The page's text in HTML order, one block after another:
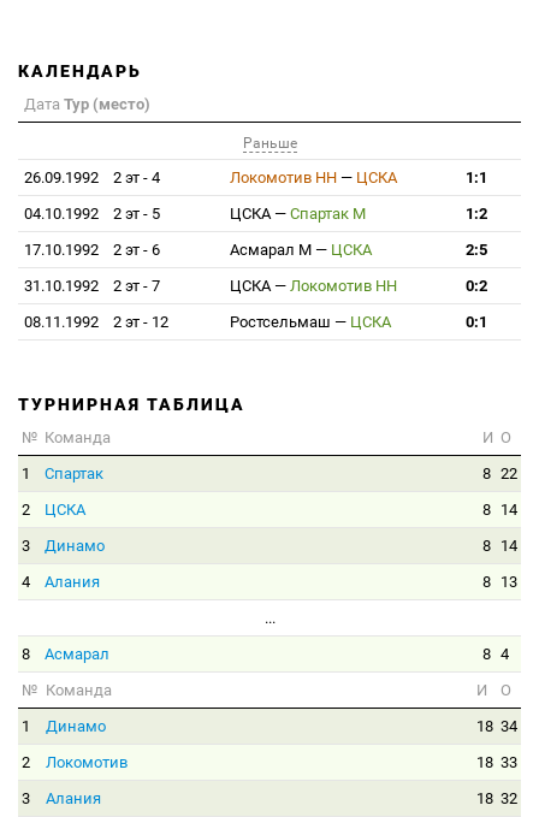
КАЛЕНДАРЬ
Дата Тур (место)
Раньше
26.09.1992 2 эт - 4 Локомотив НН — ЦСКА
1:1
04.10.1992
2 эт - 5 ЦСКА— Спартак М
1:2
17.10.1992
2 эт - 6 Асмарал М — ЦСКА
2:5
31.10.1992
2 эт - 7 ЦСКА— Локомотив НН
0:2
08.11.1992
2 эт - 12 Ростсельмаш — ЦСКА 0:1
ТУРНИРНАЯ ТАБЛИЦА
№ Команда И О
1
Спартак 8 22
2
ЦСКА 8 14
3
Динамо 8 14
4
Алания 8 13
...
8
Асмарал 8 4
№ Команда И
О
1
Динамо 18 34
2
Локомотив 18 33
3
Алания 18 32